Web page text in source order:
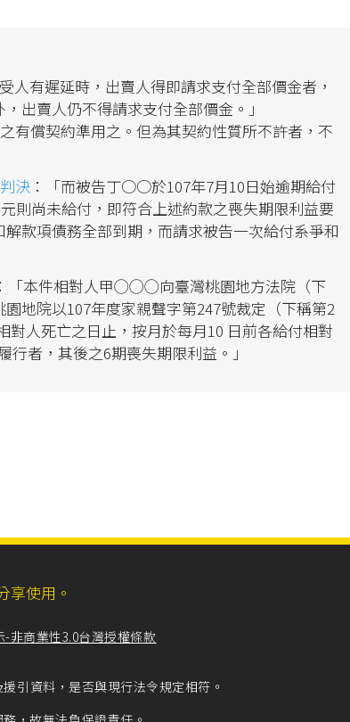
人有遲延時，出賣人得即請求支付全部價金者，
出賣人仍不得請求支付全部價金。」
有償契約準用之。但為其契約性質所不許者，不
決 ：「而被告丁○○於107年7月10日始逾期給付
則尚未給付，即符合上述約款之喪失期限利益要
款項債務全部到期，而請求被告一次給付系爭和
：「本件相對人甲◯◯◯向臺灣桃園地方法院（下
地院以107年度家親聲字第247號裁定（下稱第2
人死亡之日止，按月於每月10 日前各給付相對
者，其後之6期喪失期限利益。」
享使用。
-非商業性3.0台灣授權條款
引資料，是否與現行法令規定相符。